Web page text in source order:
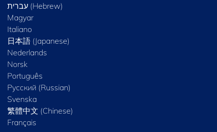
Magyar
Italiano
日本語 (Japanese)
Nederlands
Norsk
Português
Русский (Russian)
Svenska
繁體中文 (Chinese)
Français